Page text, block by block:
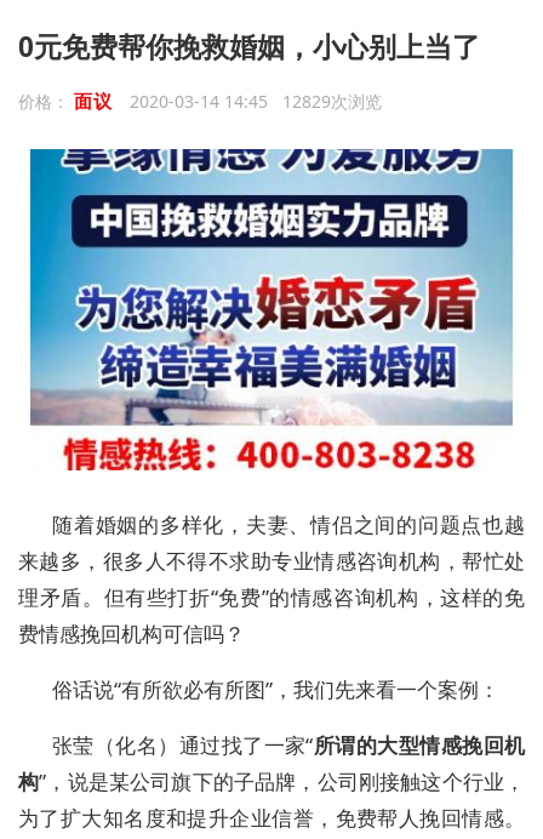
0元免费帮你挽救婚姻，小心别上当了
价格： 面议 2020-03-14 14:45 12829次浏览
随着婚姻的多样化，夫妻、情侣之间的问题点也越
来越多，很多人不得不求助专业情感咨询机构，帮忙处
理矛盾。但有些打折“免费”的情感咨询机构，这样的免
费情感挽回机构可信吗？
俗话说“有所欲必有所图”，我们先来看一个案例：
张莹（化名）通过找了一家“所谓的大型情感挽回机
构”，说是某公司旗下的子品牌，公司刚接触这个行业，
为了扩大知名度和提升企业信誉，免费帮人挽回情感。